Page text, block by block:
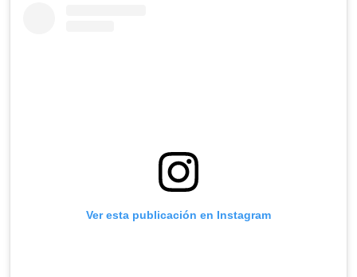
Ver esta publicación en Instagram